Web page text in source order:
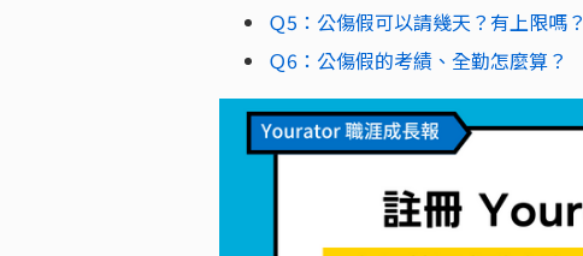
Ｑ5：公傷假可以請幾天？有上限嗎？
Ｑ6：公傷假的考績、全勤怎麼算？